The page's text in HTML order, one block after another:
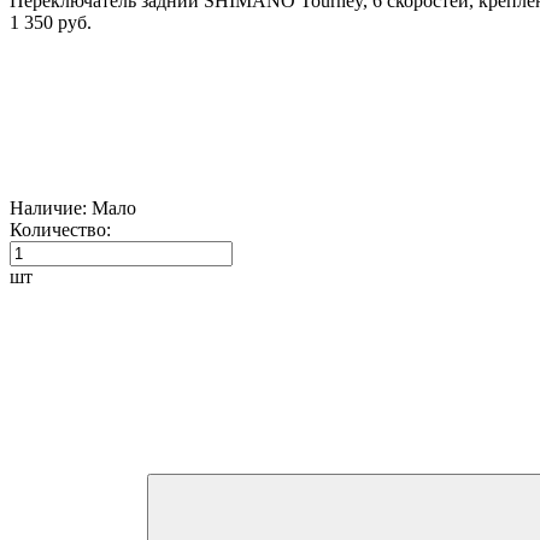
1 350 руб.
Наличие: Мало
Количество:
шт